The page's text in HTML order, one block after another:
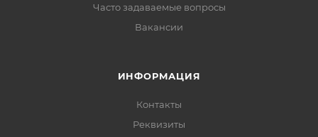
Часто задаваемые вопросы
Вакансии
ИНФОРМАЦИЯ
Контакты
Реквизиты